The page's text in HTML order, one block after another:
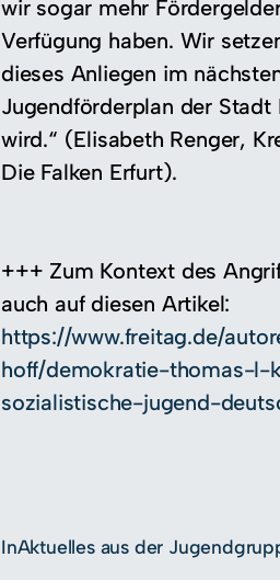
wir sogar mehr
Verfügung haben. Wir
dieses Anliegen im
Jugendförderplan der
wird.“ (Elisabeth Renger,
Die Falken Erfurt).
+++ Zum Kontext des
auch auf diesen Artikel:
https://www.freitag.de/
hoff/demokratie-thomas-l-
sozialistische-jugend-
InAktuelles aus der